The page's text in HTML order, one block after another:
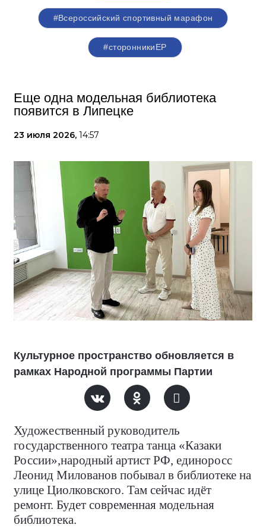
#Всероссийский спортивный марафон
#сторонникиЕР
Еще одна модельная библиотека
появится в Липецке
23 июля 2026, 14:57
Культурное пространство обновляется в
рамках Народной программы Партии
Художественный руководитель
государственного театра танца «Казаки
России»,народный артист РФ, единоросс
Леонид Милованов побывал в библиотеке на
улице Циолковского. Там сейчас идёт
ремонт. Будет современная модельная
библиотека.